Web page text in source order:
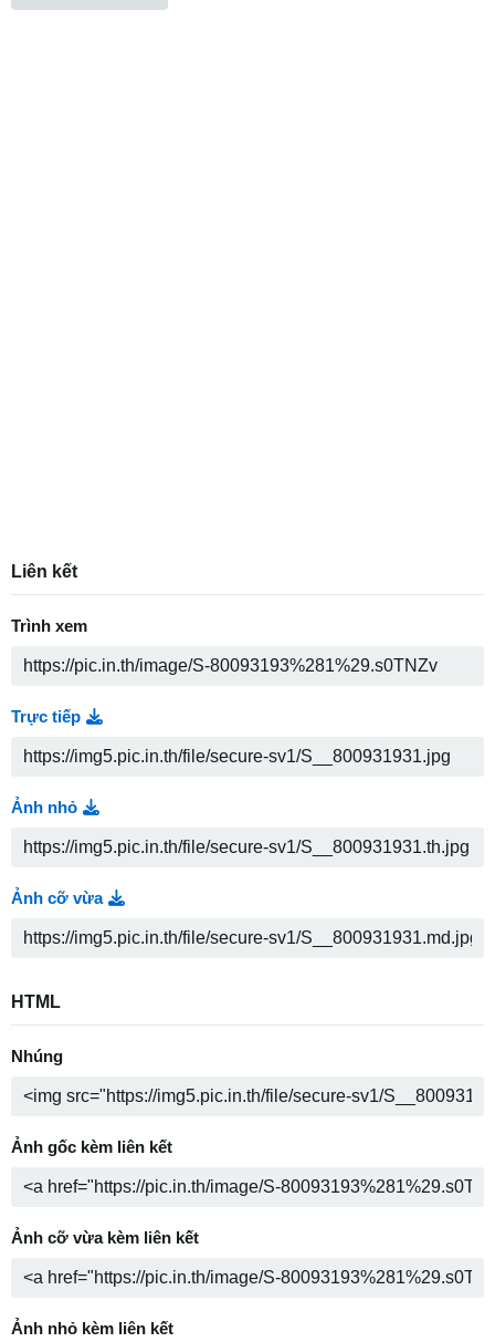
Liên kết
Trình xem
Trực tiếp
Ảnh nhỏ
Ảnh cỡ vừa
HTML
Nhúng
Ảnh gốc kèm liên kết
Ảnh cỡ vừa kèm liên kết
Ảnh nhỏ kèm liên kết